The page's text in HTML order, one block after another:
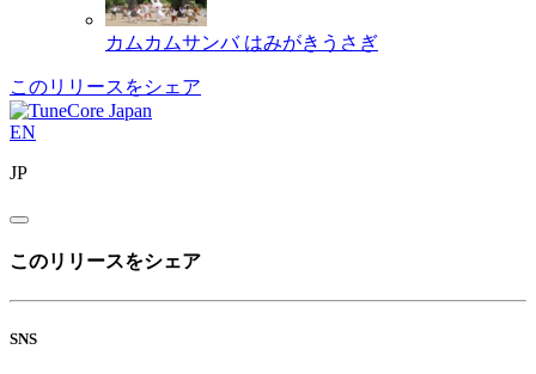
カムカムサンバ はみがきうさぎ
このリリースをシェア
EN
JP
このリリースをシェア
SNS